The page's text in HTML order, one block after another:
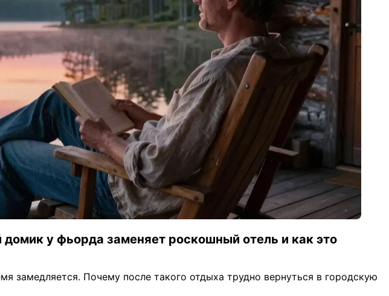
у фьорда заменяет роскошный отель и как это
замедляется. Почему после такого отдыха трудно вернуться в городскую